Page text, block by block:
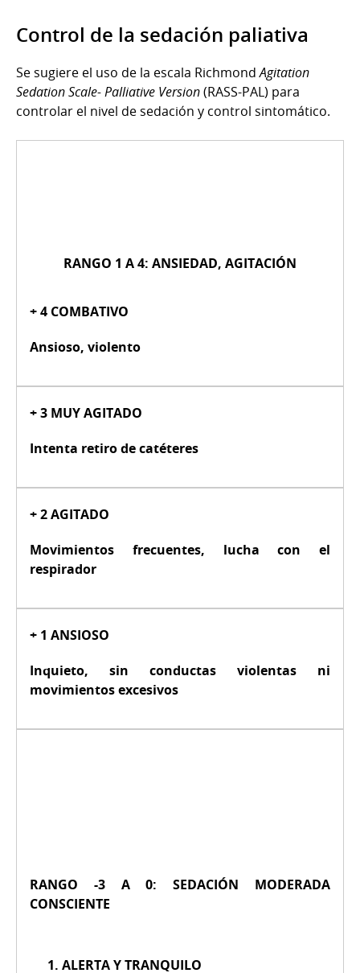
Control de la sedación paliativa
Se sugiere el uso de la escala RichmondAgitation
Sedation Scale- Palliative Version(RASS-PAL) para
controlar el nivel de sedación y control sintomático.
RANGO 1 A 4: ANSIEDAD, AGITACIÓN
+ 4 COMBATIVO
Ansioso, violento
+ 3 MUY AGITADO
Intenta retiro de catéteres
+ 2 AGITADO
Movimientos frecuentes, lucha con el
respirador
+ 1 ANSIOSO
Inquieto, sin conductas violentas ni
movimientos excesivos
RANGO -3 A 0: SEDACIÓN MODERADA
CONSCIENTE
ALERTA Y TRANQUILO